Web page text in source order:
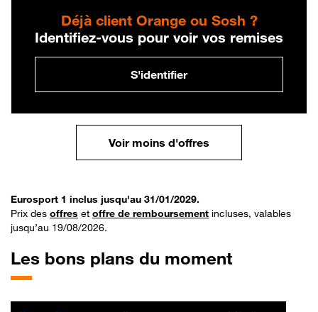
Déjà client Orange ou Sosh ?
Identifiez-vous pour voir vos remises
S'identifier
Voir moins d'offres
Eurosport 1 inclus jusqu'au 31/01/2029.
Prix des offres et offre de remboursement incluses, valables
jusqu’au 19/08/2026.
Les bons plans du moment